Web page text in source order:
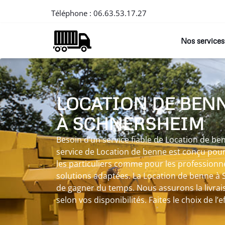
Téléphone : 06.63.53.17.27
Nos services
LOCATION DE
À SCHNERSHEIM
Besoin d’un service fiable de Location de
service de Location de benne est conçu
les particuliers comme pour les
solutions adaptées. La Location de benne
de gagner du temps. Nous assurons la
selon vos disponibilités. Faites le choix de